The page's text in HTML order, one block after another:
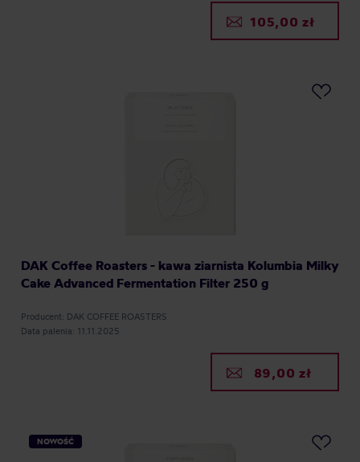
105,00 zł
DAK Coffee Roasters - kawa ziarnista Kolumbia Milky
Cake Advanced Fermentation Filter 250 g
Producent: DAK COFFEE ROASTERS
Data palenia: 11.11.2025
89,00 zł
NOWOŚĆ